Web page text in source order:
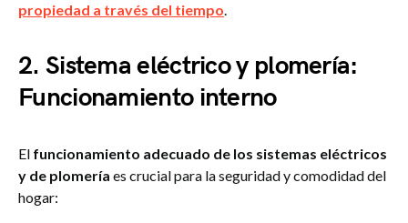
propiedad a través del tiempo.
2. Sistema eléctrico y plomería:
Funcionamiento interno
El funcionamiento adecuado de los sistemas eléctricos
y de plomería es crucial para la seguridad y comodidad del
hogar: